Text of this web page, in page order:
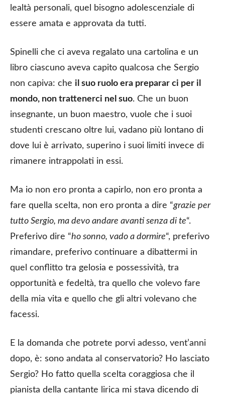
lealtà personali, quel bisogno adolescenziale di
essere amata e approvata da tutti.
Spinelli che ci aveva regalato una cartolina e un
libro ciascuno aveva capito qualcosa che Sergio
non capiva: che il suo ruolo era preparar ci per il
mondo, non trattenerci nel suo. Che un buon
insegnante, un buon maestro, vuole che i suoi
studenti crescano oltre lui, vadano più lontano di
dove lui è arrivato, superino i suoi limiti invece di
rimanere intrappolati in essi.
Ma io non ero pronta a capirlo, non ero pronta a
fare quella scelta, non ero pronta a dire “grazie per
tutto Sergio, ma devo andare avanti senza di te“.
Preferivo dire “ho sonno, vado a dormire“, preferivo
rimandare, preferivo continuare a dibattermi in
quel conflitto tra gelosia e possessività, tra
opportunità e fedeltà, tra quello che volevo fare
della mia vita e quello che gli altri volevano che
facessi.
E la domanda che potrete porvi adesso, vent’anni
dopo, è: sono andata al conservatorio? Ho lasciato
Sergio? Ho fatto quella scelta coraggiosa che il
pianista della cantante lirica mi stava dicendo di